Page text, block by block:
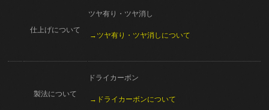
仕上げについて
ツヤ有り・ツヤ消し
→ツヤ有り・ツヤ消しについて
製法について
ドライカーボン
→ドライカーボンについて